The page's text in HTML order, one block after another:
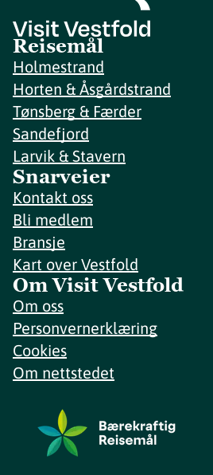
Reisemål
Holmestrand
Horten & Åsgårdstrand
Tønsberg & Færder
Sandefjord
Larvik & Stavern
Snarveier
Kontakt oss
Bli medlem
Bransje
Kart over Vestfold
Om Visit Vestfold
Om oss
Personvernerklæring
Cookies
Om nettstedet